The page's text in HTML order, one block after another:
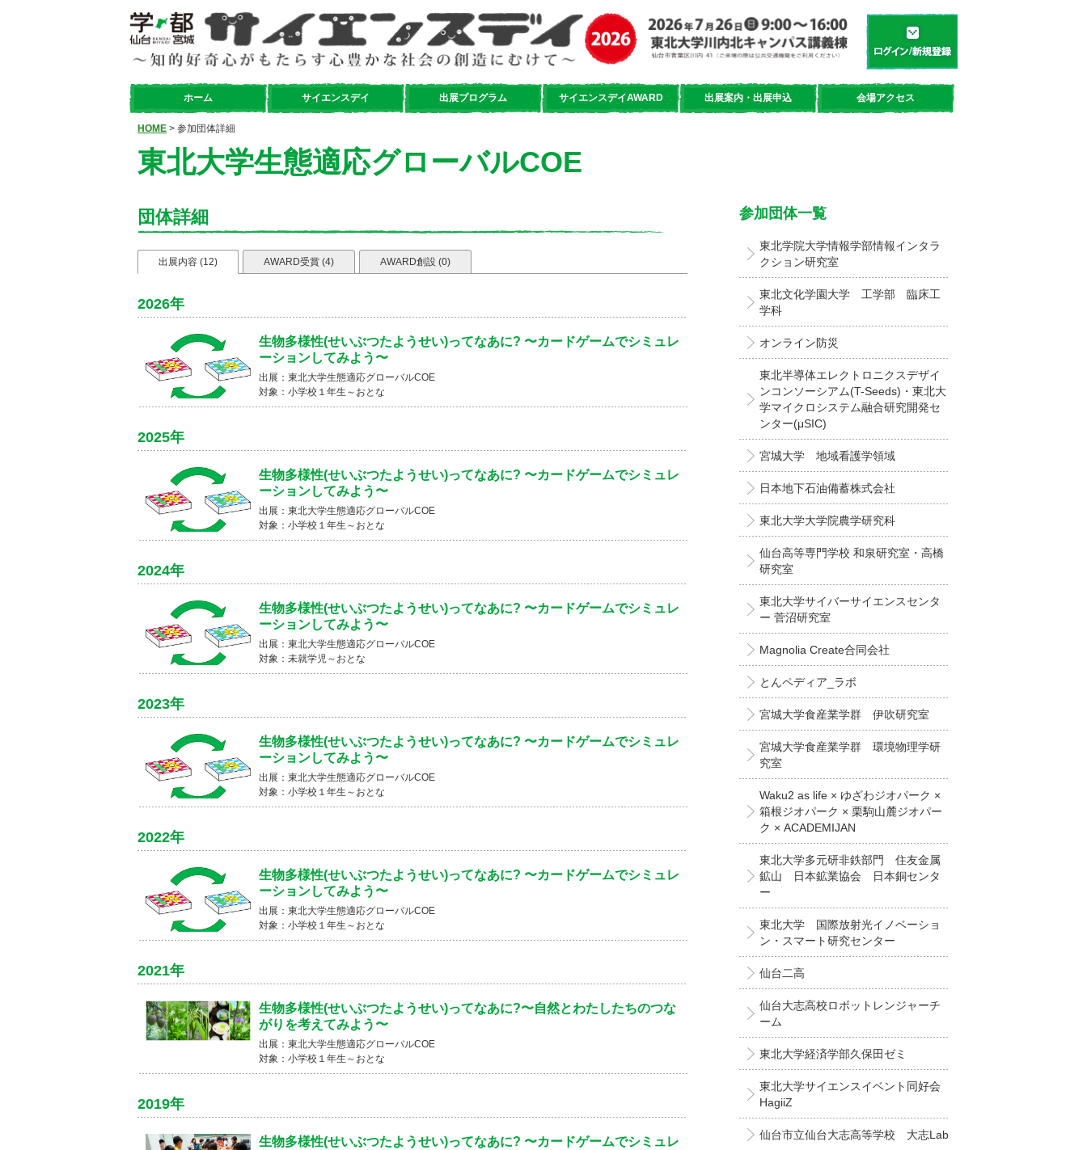
学都「仙台・宮城」サイエンスデイ
ホーム サイエンスデイ 出展プログラム サイエンスデイAWARD 出展案内・出展申込 会場アクセス
HOME > 参加団体詳細
東北大学生態適応グローバルCOE
団体詳細
出展内容 (12) AWARD受賞 (4) AWARD創設 (0)
2026年
生物多様性(せいぶつたようせい)ってなあに? 〜カードゲームでシミュレ
ーションしてみよう〜
出展：東北大学生態適応グローバルCOE
対象：小学校１年生～おとな
2025年
生物多様性(せいぶつたようせい)ってなあに? 〜カードゲームでシミュレ
ーションしてみよう〜
出展：東北大学生態適応グローバルCOE
対象：小学校１年生～おとな
2024年
生物多様性(せいぶつたようせい)ってなあに? 〜カードゲームでシミュレ
ーションしてみよう〜
出展：東北大学生態適応グローバルCOE
対象：未就学児～おとな
2023年
生物多様性(せいぶつたようせい)ってなあに? 〜カードゲームでシミュレ
ーションしてみよう〜
出展：東北大学生態適応グローバルCOE
対象：小学校１年生～おとな
2022年
生物多様性(せいぶつたようせい)ってなあに? 〜カードゲームでシミュレ
ーションしてみよう〜
出展：東北大学生態適応グローバルCOE
対象：小学校１年生～おとな
2021年
生物多様性(せいぶつたようせい)ってなあに?〜自然とわたしたちのつな
がりを考えてみよう〜
出展：東北大学生態適応グローバルCOE
対象：小学校１年生～おとな
2019年
生物多様性(せいぶつたようせい)ってなあに? 〜カードゲームでシミュレ
参加団体一覧
東北学院大学情報学部情報インタラ
クション研究室
東北文化学園大学 工学部 臨床工
学科
オンライン防災
東北半導体エレクトロニクスデザイ
ンコンソーシアム(T-Seeds)・東北大
学マイクロシステム融合研究開発セ
ンター(μSIC)
宮城大学 地域看護学領域
日本地下石油備蓄株式会社
東北大学大学院農学研究科
仙台高等専門学校 和泉研究室・高橋
研究室
東北大学サイバーサイエンスセンタ
ー 菅沼研究室
Magnolia Create合同会社
とんペディア_ラボ
宮城大学食産業学群 伊吹研究室
宮城大学食産業学群 環境物理学研
究室
Waku2 as life × ゆざわジオパーク ×
箱根ジオパーク × 栗駒山麓ジオパー
ク × ACADEMIJAN
東北大学多元研非鉄部門 住友金属
鉱山 日本鉱業協会 日本銅センタ
ー
東北大学 国際放射光イノベーショ
ン・スマート研究センター
仙台二高
仙台大志高校ロボットレンジャーチ
ーム
東北大学経済学部久保田ゼミ
東北大学サイエンスイベント同好会
HagiiZ
仙台市立仙台大志高等学校 大志Lab